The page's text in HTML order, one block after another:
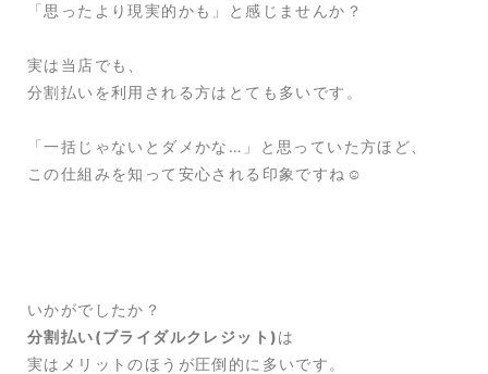
「思ったより現実的かも」と感じませんか？
実は当店でも、
分割払いを利用される方はとても多いです。
「一括じゃないとダメかな…」と思っていた方ほど、
この仕組みを知って安心される印象ですね☺️
いかがでしたか？
分割払い(ブライダルクレジット)は
実はメリットのほうが圧倒的に多いです。